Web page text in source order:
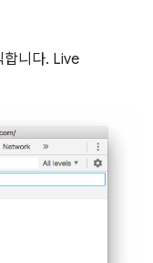
합니다. Live